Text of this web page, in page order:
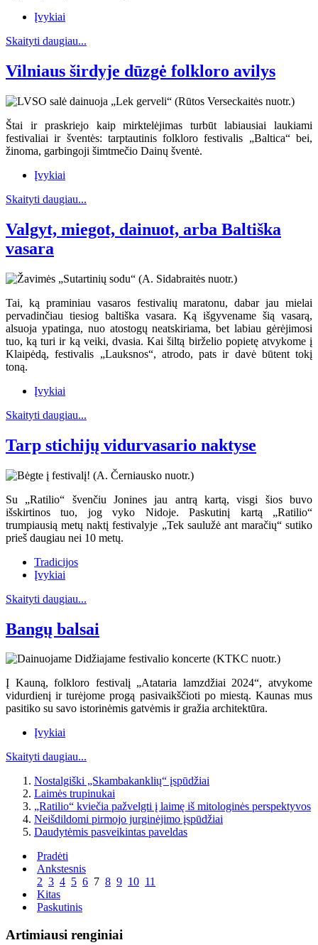
Įvykiai
Skaityti daugiau...
Vilniaus širdyje dūzgė folkloro avilys
Štai ir praskriejo kaip mirktelėjimas turbūt labiausiai laukiami
festivaliai ir šventės: tarptautinis folkloro festivalis „Baltica“ bei,
žinoma, garbingoji šimtmečio Dainų šventė.
Įvykiai
Skaityti daugiau...
Valgyt, miegot, dainuot, arba Baltiška
vasara
Tai, ką praminiau vasaros festivalių maratonu, dabar jau mielai
pervadinčiau tiesiog baltiška vasara. Ką išgyvename šią vasarą,
alsuoja ypatinga, nuo atostogų neatskiriama, bet labiau gėrėjimosi
tuo, ką turi ir ką veiki, dvasia. Kai šiltą birželio popietę atvykome į
Klaipėdą, festivalis „Lauksnos“, atrodo, pats ir davė būtent tokį
toną.
Įvykiai
Skaityti daugiau...
Tarp stichijų vidurvasario naktyse
Su „Ratilio“ švenčiu Jonines jau antrą kartą, visgi šios buvo
išskirtinos tuo, jog vyko Nidoje. Paskutinį kartą „Ratilio“
trumpiausią metų naktį festivalyje „Tek saulužė ant maračių“ sutiko
prieš daugiau nei 10 metų.
Tradicijos
Įvykiai
Skaityti daugiau...
Bangų balsai
Į Kauną, folkloro festivalį „Atataria lamzdžiai 2024“, atvykome
vidurdienį ir turėjome progą pasivaikščioti po miestą. Kaunas mus
pasitiko su savo istorinėmis gatvėmis ir gražia architektūra.
Įvykiai
Skaityti daugiau...
Nostalgiški „Skambakanklių“ įspūdžiai
Laimės trupinukai
„Ratilio“ kviečia pažvelgti į laimę iš mitologinės perspektyvos
Neišdildomi pirmojo jurginėjimo įspūdžiai
Daudytėmis pasveikintas paveldas
Pradėti
Ankstesnis
2 3 4 5 6 7 8 9 10 11
Kitas
Paskutinis
Artimiausi renginiai